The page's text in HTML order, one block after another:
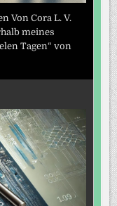
Von Cora L. V.
meines
Tagen“ von